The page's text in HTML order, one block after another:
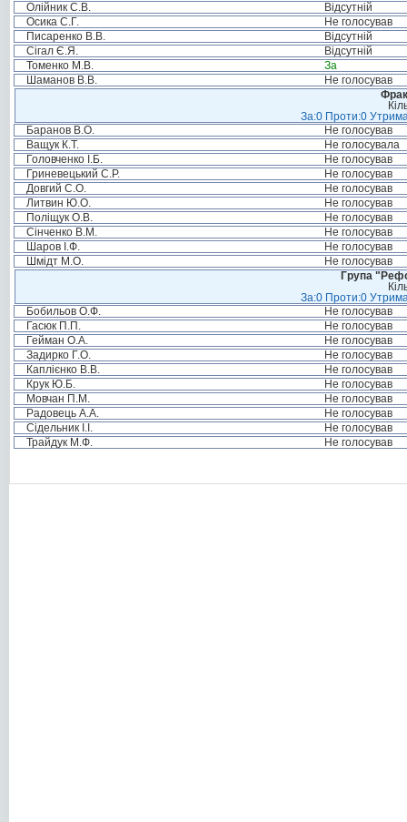
Олійник С.В.
Відсутній
Осика С.Г.
Не голосував
Писаренко В.В.
Відсутній
Сігал Є.Я.
Відсутній
Томенко М.В.
За
Шаманов В.В.
Не голосував
За:0 Проти:0
Баранов В.О.
Не голосував
Ващук К.Т.
Не голосувала
Головченко І.Б.
Не голосував
Гриневецький С.Р.
Не голосував
Довгий С.О.
Не голосував
Литвин Ю.О.
Не голосував
Поліщук О.В.
Не голосував
Сінченко В.М.
Не голосував
Шаров І.Ф.
Не голосував
Шмідт М.О.
Не голосував
Група
За:0 Проти:0
Бобильов О.Ф.
Не голосував
Гасюк П.П.
Не голосував
Гейман О.А.
Не голосував
Задирко Г.О.
Не голосував
Каплієнко В.В.
Не голосував
Крук Ю.Б.
Не голосував
Мовчан П.М.
Не голосував
Радовець А.А.
Не голосував
Сідельник І.І.
Не голосував
Трайдук М.Ф.
Не голосував